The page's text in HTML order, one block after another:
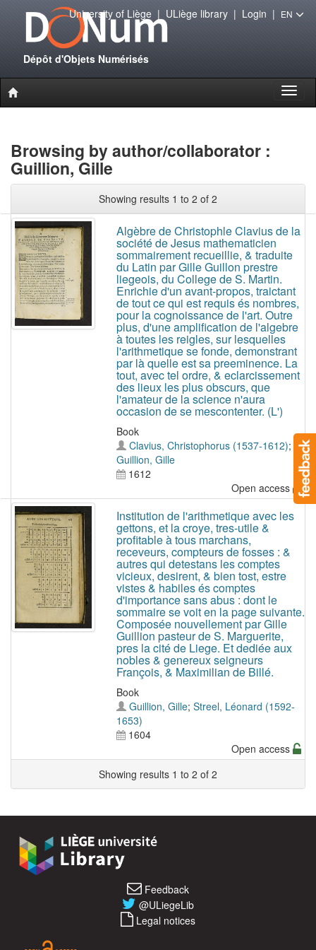
Dépôt d'Objets Numérisés
University of Liège| ULiège library| Login | EN
Browsing by author/collaborator :
Guillion, Gille
Showing results 1 to 2 of 2
Algèbre de Christophle Clavius de la
société de Jesus mathematicien
sommairement recueillie, & traduite
du Latin par Gille Guillon prestre
liegeois, du College de S. Martin.
Enrichie d'un avant-propos, traictant
de tout ce qui est requis és nombres,
pour la cognoissance de l'art. Outre
plus, d'une amplification de l'algebre
à toutes les reigles, sur lesquelles
l'arithmetique se fonde, demonstrant
par là quelle est sa preeminence. La
tout, avec tel ordre, & eclarcissement
des lieux les plus obscurs, que
l'amateur de la science n'aura
occasion de se mescontenter. (L')
Book
Clavius, Christophorus (1537-1612);
Guillion, Gille
1612
Open access
Institution de l'arithmetique avec les
gettons, et la croye, tres-utile &
profitable à tous marchans,
receveurs, compteurs de fosses : &
autres qui detestans les comptes
vicieux, desirent, & bien tost, estre
vistes & habiles és comptes
d'importance sans abus : dont le
sommaire se voit en la page suivante.
Composée nouvellement par Gille
Guillion pasteur de S. Marguerite,
pres la cité de Liege. Et dediée aux
nobles & genereux seigneurs
François, & Maximilian de Billé.
Book
Guillion, Gille; Streel, Léonard (1592-
1653)
1604
Open access
Showing results 1 to 2 of 2
Feedback
@ULiegeLib
Legal notices